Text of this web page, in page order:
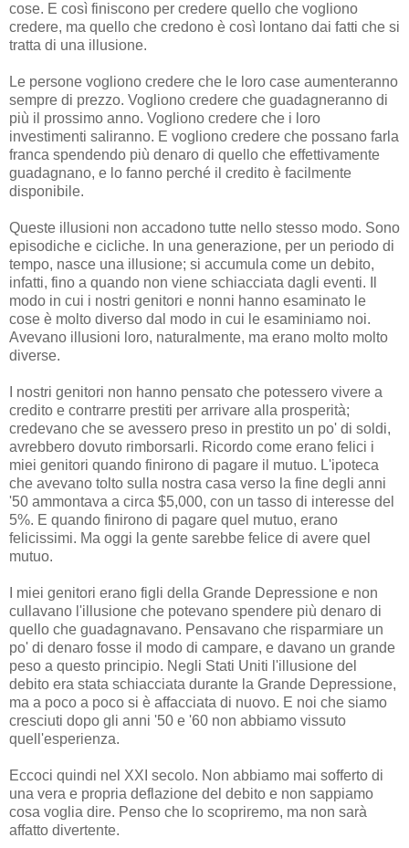
cose. E così finiscono per credere quello che vogliono
credere, ma quello che credono è così lontano dai fatti che si
tratta di una illusione.
Le persone vogliono credere che le loro case aumenteranno
sempre di prezzo. Vogliono credere che guadagneranno di
più il prossimo anno. Vogliono credere che i loro
investimenti saliranno. E vogliono credere che possano farla
franca spendendo più denaro di quello che effettivamente
guadagnano, e lo fanno perché il credito è facilmente
disponibile.
Queste illusioni non accadono tutte nello stesso modo. Sono
episodiche e cicliche. In una generazione, per un periodo di
tempo, nasce una illusione; si accumula come un debito,
infatti, fino a quando non viene schiacciata dagli eventi. Il
modo in cui i nostri genitori e nonni hanno esaminato le
cose è molto diverso dal modo in cui le esaminiamo noi.
Avevano illusioni loro, naturalmente, ma erano molto molto
diverse.
I nostri genitori non hanno pensato che potessero vivere a
credito e contrarre prestiti per arrivare alla prosperità;
credevano che se avessero preso in prestito un po' di soldi,
avrebbero dovuto rimborsarli. Ricordo come erano felici i
miei genitori quando finirono di pagare il mutuo. L'ipoteca
che avevano tolto sulla nostra casa verso la fine degli anni
'50 ammontava a circa $5,000, con un tasso di interesse del
5%. E quando finirono di pagare quel mutuo, erano
felicissimi. Ma oggi la gente sarebbe felice di avere quel
mutuo.
I miei genitori erano figli della Grande Depressione e non
cullavano l'illusione che potevano spendere più denaro di
quello che guadagnavano. Pensavano che risparmiare un
po' di denaro fosse il modo di campare, e davano un grande
peso a questo principio. Negli Stati Uniti l'illusione del
debito era stata schiacciata durante la Grande Depressione,
ma a poco a poco si è affacciata di nuovo. E noi che siamo
cresciuti dopo gli anni '50 e '60 non abbiamo vissuto
quell'esperienza.
Eccoci quindi nel XXI secolo. Non abbiamo mai sofferto di
una vera e propria deflazione del debito e non sappiamo
cosa voglia dire. Penso che lo scopriremo, ma non sarà
affatto divertente.